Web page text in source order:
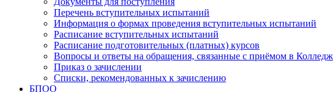
Перечень вступительных испытаний
Информация о формах проведения вступительных испытаний
Расписание вступительных испытаний
Расписание подготовительных (платных) курсов
Вопросы и ответы на обращения, связанные с приёмом в Колледж
Приказ о зачислении
Списки, рекомендованных к зачислению
БПОО